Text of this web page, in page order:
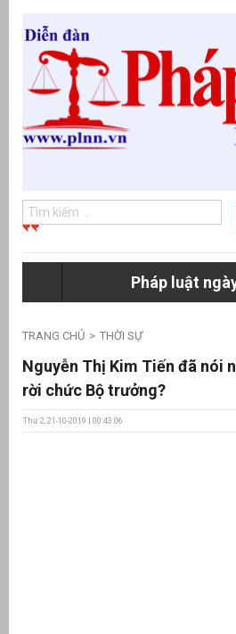
Pháp luật
TRANG CHỦ THỜI SỰ
Nguyễn Thị Kim Tiến đã nói
rời chức Bộ trưởng?
Thứ 2, 21-10-2019 | 00:43:06